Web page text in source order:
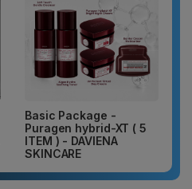
Basic Package -
Puragen hybrid-XT ( 5
ITEM ) - DAVIENA
SKINCARE